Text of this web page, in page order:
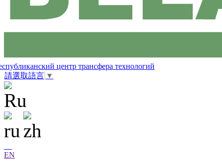
центр трансфера технологий
請選取語言 ▼
EN